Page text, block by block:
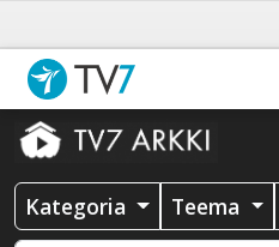
Kategoria Teema